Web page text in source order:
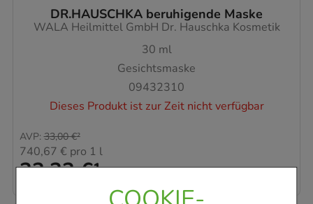
DR.HAUSCHKA beruhigende Maske
WALA Heilmittel GmbH Dr. Hauschka Kosmetik
30 ml
Gesichtsmaske
09432310
Dieses Produkt ist zur Zeit nicht verfügbar
22,22 €¹
AVP: 33,00 €²
740,67 € pro 1 l